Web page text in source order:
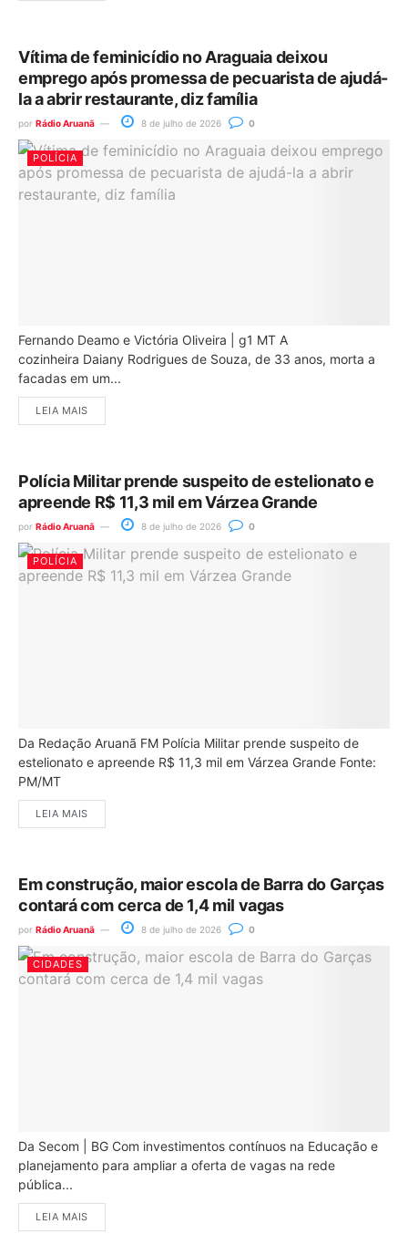
Vítima de feminicídio no Araguaia deixou
emprego após promessa de pecuarista de ajudá-
la a abrir restaurante, diz família
por Rádio Aruanã 8 de julho de 2026 0
POLÍCIA
Fernando Deamo e Victória Oliveira | g1 MT A
cozinheira Daiany Rodrigues de Souza, de 33 anos, morta a
facadas em um...
LEIA MAIS
Polícia Militar prende suspeito de estelionato e
apreende R$ 11,3 mil em Várzea Grande
por Rádio Aruanã 8 de julho de 2026 0
POLÍCIA
Da Redação Aruanã FM Polícia Militar prende suspeito de
estelionato e apreende R$ 11,3 mil em Várzea Grande Fonte:
PM/MT
LEIA MAIS
Em construção, maior escola de Barra do Garças
contará com cerca de 1,4 mil vagas
por Rádio Aruanã 8 de julho de 2026 0
CIDADES
Da Secom | BG Com investimentos contínuos na Educação e
planejamento para ampliar a oferta de vagas na rede
pública...
LEIA MAIS